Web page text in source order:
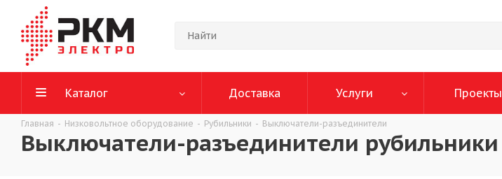
Каталог Доставка Услуги Проекты
Главная - Низковольтное оборудование - Рубильники - Выключатели-разъединители
Выключатели-разъединители рубильники